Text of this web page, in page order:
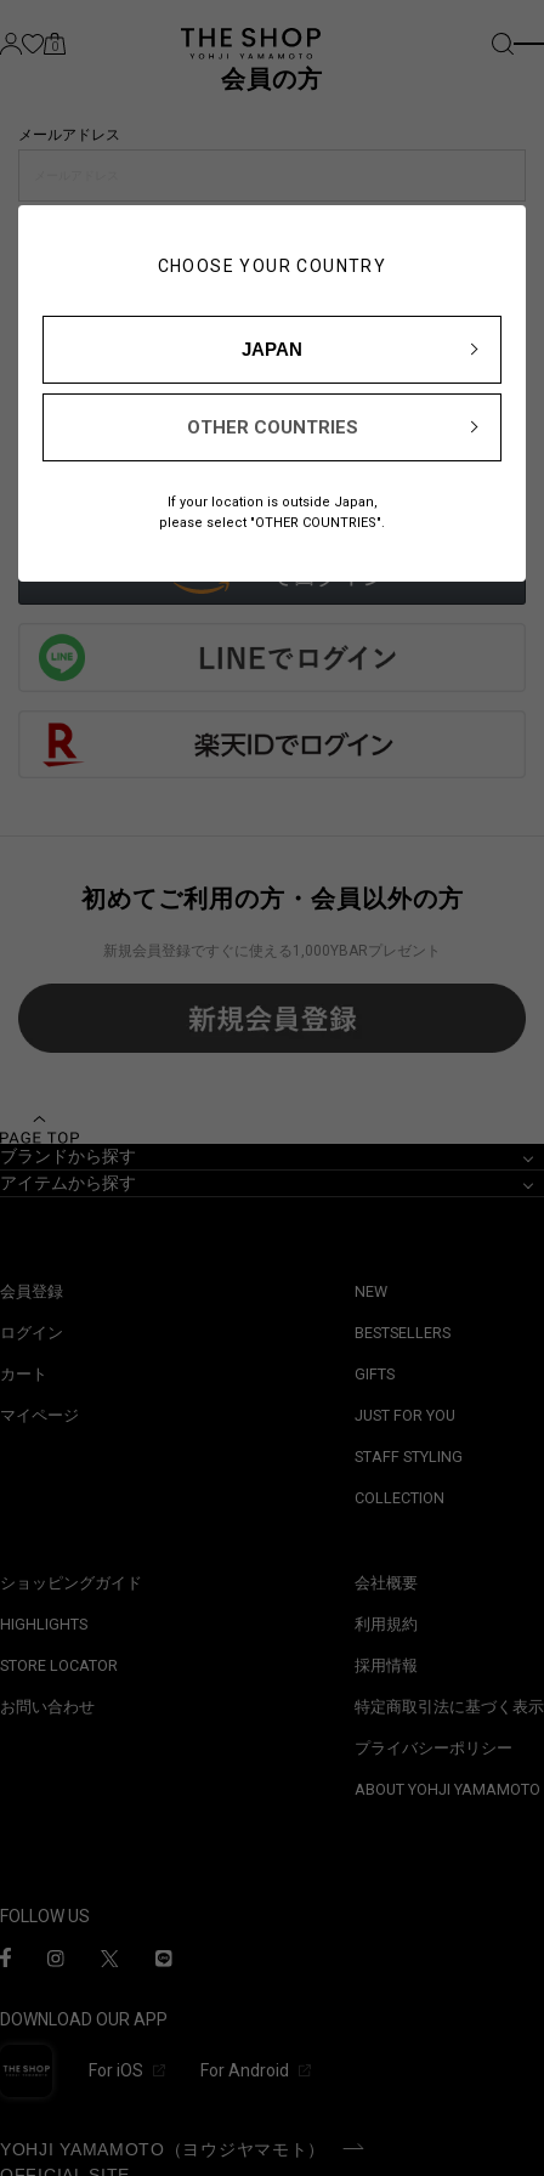
CHOOSE YOUR COUNTRY
JAPAN
OTHER COUNTRIES
If your location is outside Japan,
please select "OTHER COUNTRIES".
0
会員の方
メールアドレス
こちら
または
初めてご利用の方・会員以外の方
新規会員登録ですぐに使える1,000YBARプレゼント
ブランドから探す
アイテムから探す
会員登録
ログイン
カート
マイページ
ショッピングガイド
HIGHLIGHTS
STORE LOCATOR
お問い合わせ
NEW
BESTSELLERS
GIFTS
JUST FOR YOU
STAFF STYLING
COLLECTION
会社概要
利用規約
採用情報
特定商取引法に基づく表示
プライバシーポリシー
ABOUT YOHJI YAMAMOTO
FOLLOW US
DOWNLOAD OUR APP
For iOS For Android
YOHJI YAMAMOTO（ヨウジヤマモト）